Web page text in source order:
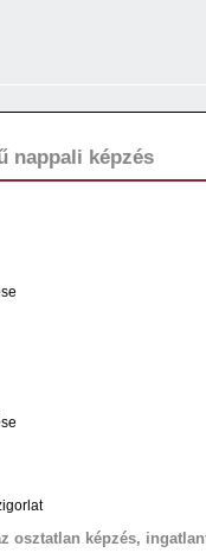
nappali képzés
osztatlan képzés,